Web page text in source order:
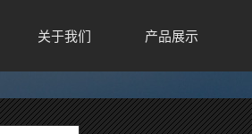
关于我们 产品展示